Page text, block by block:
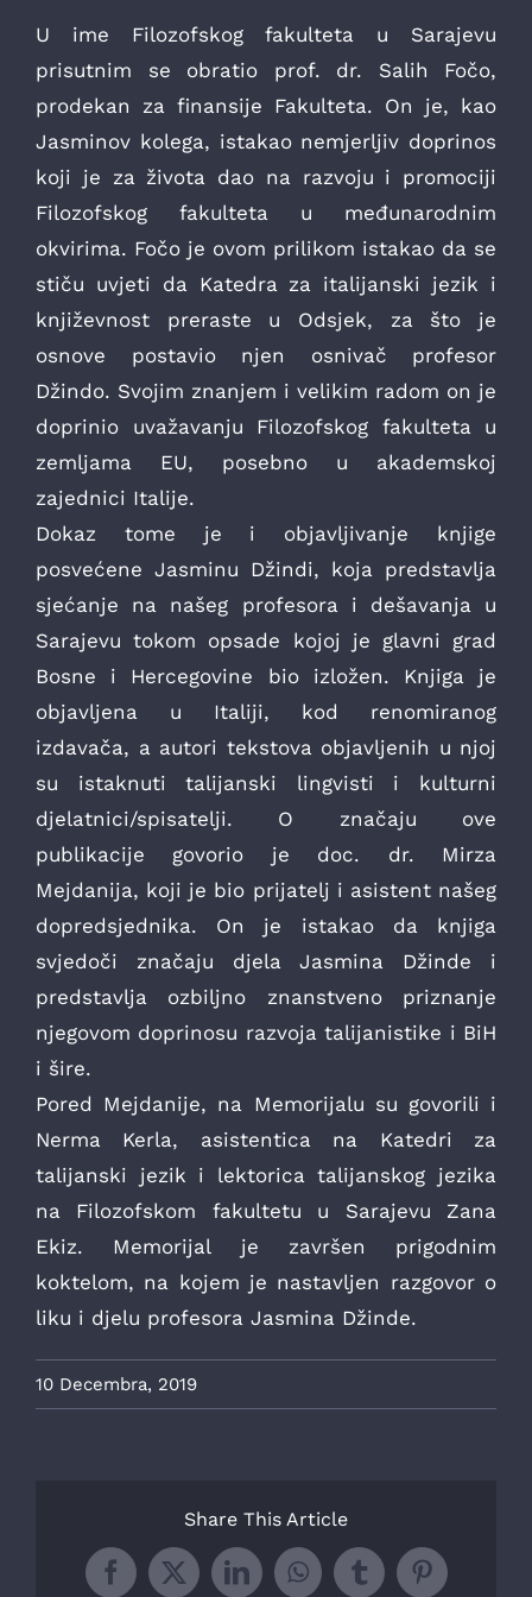
U ime Filozofskog fakulteta u Sarajevu
prisutnim se obratio prof. dr. Salih Fočo,
prodekan za finansije Fakulteta. On je, kao
Jasminov kolega, istakao nemjerljiv doprinos
koji je za života dao na razvoju i promociji
Filozofskog fakulteta u međunarodnim
okvirima. Fočo je ovom prilikom istakao da se
stiču uvjeti da Katedra za italijanski jezik i
književnost preraste u Odsjek, za što je
osnove postavio njen osnivač profesor
Džindo. Svojim znanjem i velikim radom on je
doprinio uvažavanju Filozofskog fakulteta u
zemljama EU, posebno u akademskoj
zajednici Italije.
Dokaz tome je i objavljivanje knjige
posvećene Jasminu Džindi, koja predstavlja
sjećanje na našeg profesora i dešavanja u
Sarajevu tokom opsade kojoj je glavni grad
Bosne i Hercegovine bio izložen. Knjiga je
objavljena u Italiji, kod renomiranog
izdavača, a autori tekstova objavljenih u njoj
su istaknuti talijanski lingvisti i kulturni
djelatnici/spisatelji. O značaju ove
publikacije govorio je doc. dr. Mirza
Mejdanija, koji je bio prijatelj i asistent našeg
dopredsjednika. On je istakao da knjiga
svjedoči značaju djela Jasmina Džinde i
predstavlja ozbiljno znanstveno priznanje
njegovom doprinosu razvoja talijanistike i BiH
i šire.
Pored Mejdanije, na Memorijalu su govorili i
Nerma Kerla, asistentica na Katedri za
talijanski jezik i lektorica talijanskog jezika
na Filozofskom fakultetu u Sarajevu Zana
Ekiz. Memorijal je završen prigodnim
koktelom, na kojem je nastavljen razgovor o
liku i djelu profesora Jasmina Džinde.
10 Decembra, 2019
Share This Article
Facebook
X LinkedInWhatsApp
TumblrPinterest